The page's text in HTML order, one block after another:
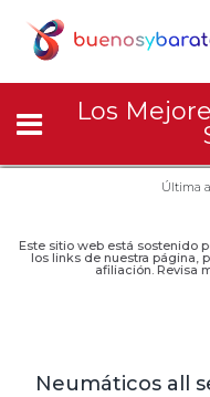
Los
Última
Este sitio web está sostenido
los links de nuestra página,
afiliación. Revisa
Neumáticos all